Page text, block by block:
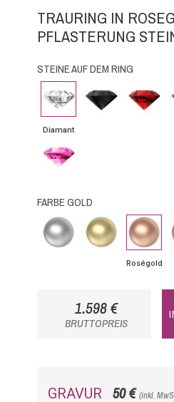
TRAURING IN
PFLASTERUNG
STEINE AUF DEM RING
Diamant
Diamant
Schwarzer
Diamant
Rubin
Rosa
Saphir
FARBE GOLD
Weissgold Gelbgold Roségold
Roségold
1.598 €
BRUTTOPREIS
GRAVUR 50 €(inkl.